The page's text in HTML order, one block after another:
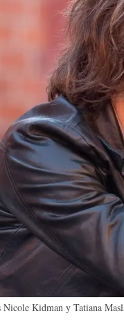
Nicole Kidman y Tatiana